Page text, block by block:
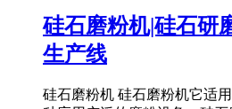
硅石磨粉机|硅石研
生产线
硅石磨粉机 硅石磨粉机它适